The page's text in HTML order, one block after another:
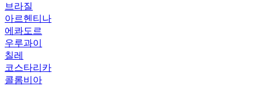
브라질
아르헨티나
에콰도르
우루과이
칠레
코스타리카
콜롬비아